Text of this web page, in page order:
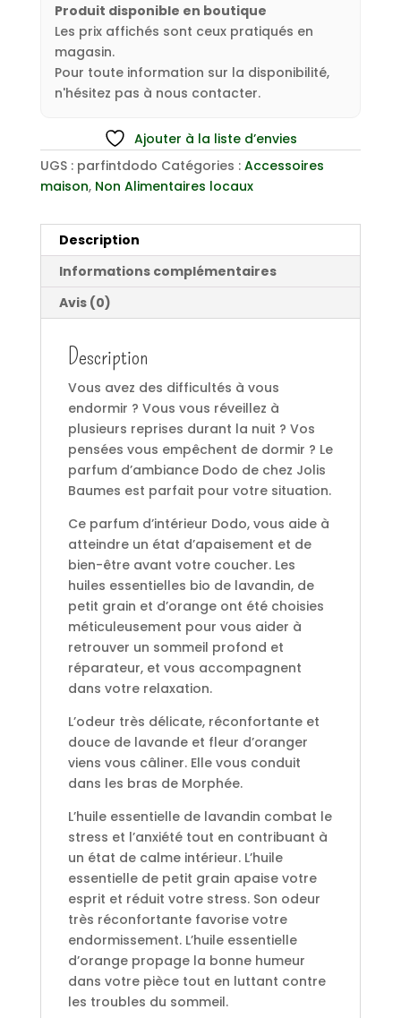
Produit disponible en boutique
Les prix affichés sont ceux pratiqués en
magasin.
Pour toute information sur la disponibilité,
n'hésitez pas à nous contacter.
Ajouter à la liste d’envies
UGS : parfintdodo Catégories : Accessoires
maison, Non Alimentaires locaux
Description
Informations complémentaires
Avis (0)
Description
Vous avez des difficultés à vous
endormir ? Vous vous réveillez à
plusieurs reprises durant la nuit ? Vos
pensées vous empêchent de dormir ? Le
parfum d’ambiance Dodo de chez Jolis
Baumes est parfait pour votre situation.
Ce parfum d’intérieur Dodo, vous aide à
atteindre un état d’apaisement et de
bien-être avant votre coucher. Les
huiles essentielles bio de lavandin, de
petit grain et d’orange ont été choisies
méticuleusement pour vous aider à
retrouver un sommeil profond et
réparateur, et vous accompagnent
dans votre relaxation.
L’odeur très délicate, réconfortante et
douce de lavande et fleur d’oranger
viens vous câliner. Elle vous conduit
dans les bras de Morphée.
L’huile essentielle de lavandin combat le
stress et l’anxiété tout en contribuant à
un état de calme intérieur. L’huile
essentielle de petit grain apaise votre
esprit et réduit votre stress. Son odeur
très réconfortante favorise votre
endormissement. L’huile essentielle
d’orange propage la bonne humeur
dans votre pièce tout en luttant contre
les troubles du sommeil.